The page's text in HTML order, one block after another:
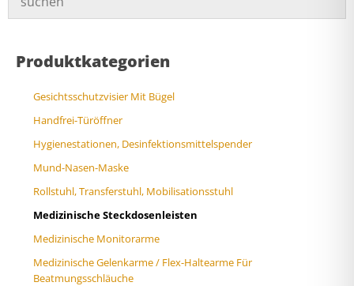
Produktkategorien
Gesichtsschutzvisier Mit Bügel
Handfrei-Türöffner
Hygienestationen, Desinfektionsmittelspender
Mund-Nasen-Maske
Rollstuhl, Transferstuhl, Mobilisationsstuhl
Medizinische Steckdosenleisten
Medizinische Monitorarme
Medizinische Gelenkarme / Flex-Haltearme Für
Beatmungsschläuche